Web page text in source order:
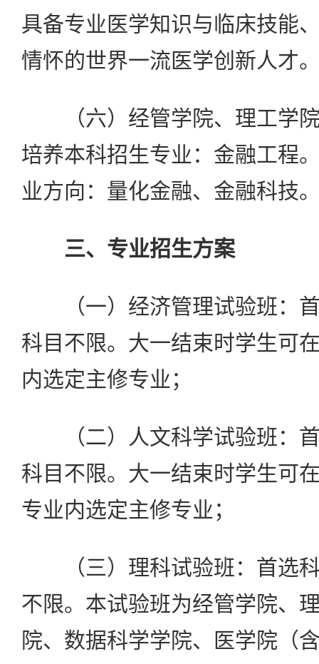
具备专业医学知识与临床技能
情怀的世界一流医学创新人才
（六）经管学院、理工学院
培养本科招生专业：金融工程
业方向：量化金融、金融科技
三、专业招生方案
（一）经济管理试验班：首
科目不限。大一结束时学生可
内选定主修专业；
（二）人文科学试验班：首
科目不限。大一结束时学生可
专业内选定主修专业；
（三）理科试验班：首选科
不限。本试验班为经管学院、
院、数据科学学院、医学院（